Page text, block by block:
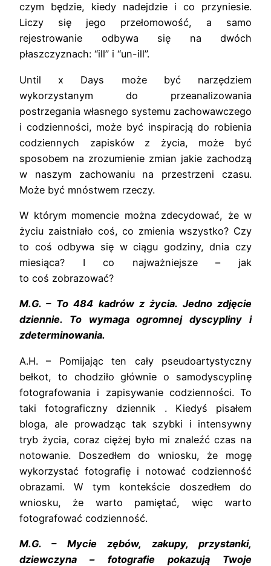
czym będzie, kiedy nadejdzie i co przyniesie.
Liczy się jego przełomowość, a samo
rejestrowanie odbywa się na dwóch
płaszczyznach: “ill” i “un-ill”.
Until x Days może być narzędziem
wykorzystanym do przeanalizowania
postrzegania własnego systemu zachowawczego
i codzienności, może być inspiracją do robienia
codziennych zapisków z życia, może być
sposobem na zrozumienie zmian jakie zachodzą
w naszym zachowaniu na przestrzeni czasu.
Może być mnóstwem rzeczy.
W którym momencie można zdecydować, że w
życiu zaistniało coś, co zmienia wszystko? Czy
to coś odbywa się w ciągu godziny, dnia czy
miesiąca? I co najważniejsze – jak
to coś zobrazować?
M.G. – To 484 kadrów z życia. Jedno zdjęcie
dziennie. To wymaga ogromnej dyscypliny i
zdeterminowania.
A.H. – Pomijając ten cały pseudoartystyczny
bełkot, to chodziło głównie o samodyscyplinę
fotografowania i zapisywanie codzienności. To
taki fotograficzny dziennik . Kiedyś pisałem
bloga, ale prowadząc tak szybki i intensywny
tryb życia, coraz ciężej było mi znaleźć czas na
notowanie. Doszedłem do wniosku, że mogę
wykorzystać fotografię i notować codzienność
obrazami. W tym kontekście doszedłem do
wniosku, że warto pamiętać, więc warto
fotografować codzienność.
M.G. – Mycie zębów, zakupy, przystanki,
dziewczyna – fotografie pokazują Twoje